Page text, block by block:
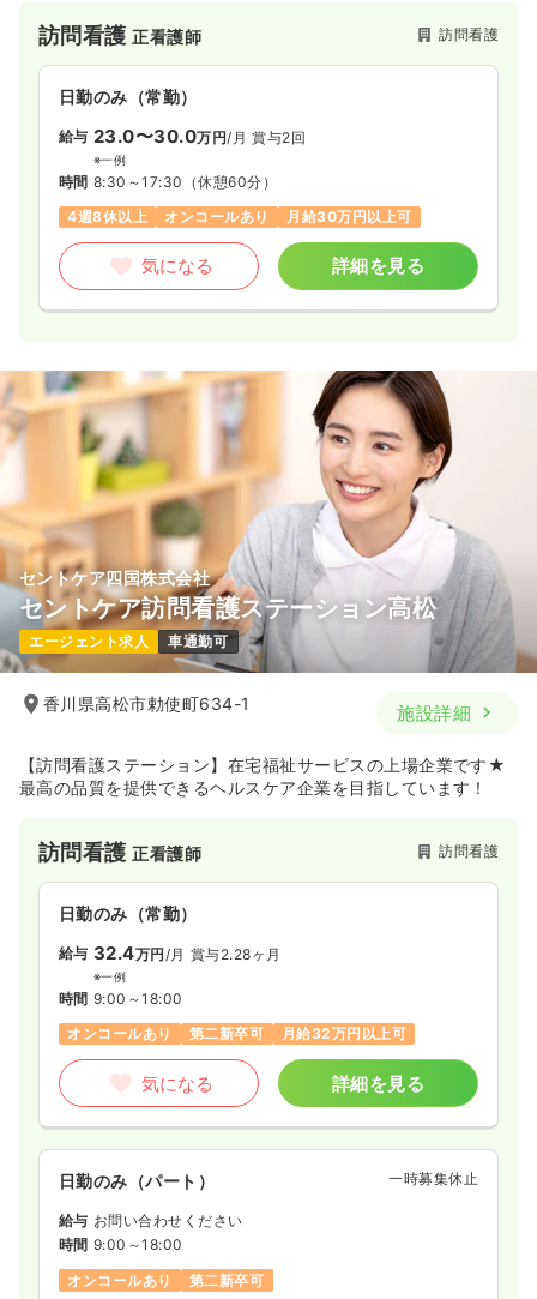
訪問看護正看護師 訪問看護
日勤のみ（常勤）
給与 23.0〜30.0万円/月 賞与2回
※一例
時間 8:30～17:30 （休憩60分）
4週8休以上
オンコールあり 月給30万円以上可
気になる 詳細を見る
セントケア四国株式会社
セントケア訪問看護ステーション高松
エージェント求人 車通勤可
香川県高松市勅使町634-1 施設詳細
【訪問看護ステーション】在宅福祉サービスの上場企業です★
最高の品質を提供できるヘルスケア企業を目指しています！
訪問看護正看護師 訪問看護
日勤のみ（常勤）
給与 32.4万円 /月 賞与2.28ヶ月
※一例
時間 9:00～18:00
オンコールあり
第二新卒可 月給32万円以上可
気になる 詳細を見る
日勤のみ（パート） 一時募集休止
給与 お問い合わせください
時間 9:00～18:00
オンコールあり
第二新卒可